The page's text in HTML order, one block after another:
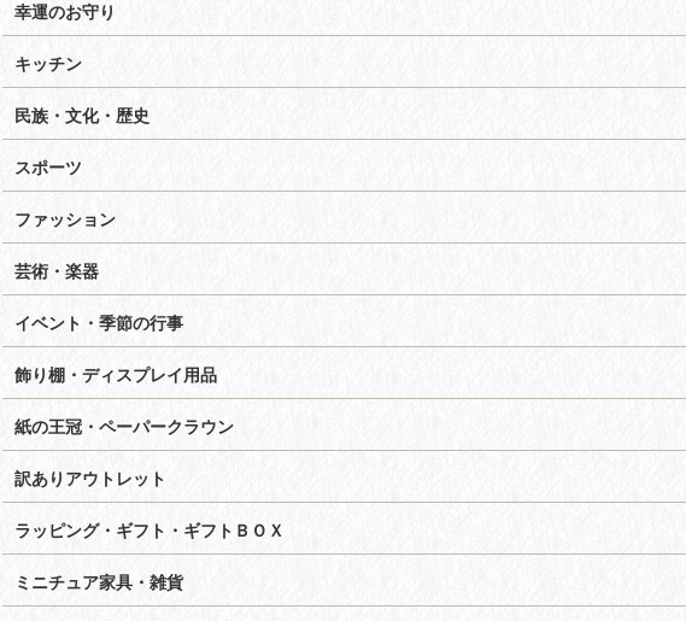
幸運のお守り
キッチン
民族・文化・歴史
スポーツ
ファッション
芸術・楽器
イベント・季節の行事
飾り棚・ディスプレイ用品
紙の王冠・ペーパークラウン
訳ありアウトレット
ラッピング・ギフト・ギフトＢＯＸ
ミニチュア家具・雑貨